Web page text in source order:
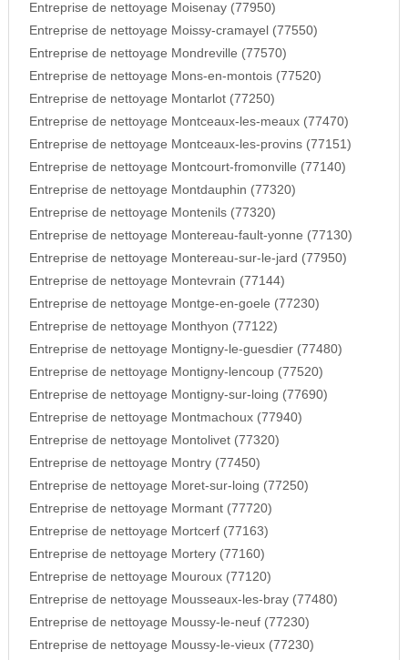
Entreprise de nettoyage Moisenay (77950)
Entreprise de nettoyage Moissy-cramayel (77550)
Entreprise de nettoyage Mondreville (77570)
Entreprise de nettoyage Mons-en-montois (77520)
Entreprise de nettoyage Montarlot (77250)
Entreprise de nettoyage Montceaux-les-meaux (77470)
Entreprise de nettoyage Montceaux-les-provins (77151)
Entreprise de nettoyage Montcourt-fromonville (77140)
Entreprise de nettoyage Montdauphin (77320)
Entreprise de nettoyage Montenils (77320)
Entreprise de nettoyage Montereau-fault-yonne (77130)
Entreprise de nettoyage Montereau-sur-le-jard (77950)
Entreprise de nettoyage Montevrain (77144)
Entreprise de nettoyage Montge-en-goele (77230)
Entreprise de nettoyage Monthyon (77122)
Entreprise de nettoyage Montigny-le-guesdier (77480)
Entreprise de nettoyage Montigny-lencoup (77520)
Entreprise de nettoyage Montigny-sur-loing (77690)
Entreprise de nettoyage Montmachoux (77940)
Entreprise de nettoyage Montolivet (77320)
Entreprise de nettoyage Montry (77450)
Entreprise de nettoyage Moret-sur-loing (77250)
Entreprise de nettoyage Mormant (77720)
Entreprise de nettoyage Mortcerf (77163)
Entreprise de nettoyage Mortery (77160)
Entreprise de nettoyage Mouroux (77120)
Entreprise de nettoyage Mousseaux-les-bray (77480)
Entreprise de nettoyage Moussy-le-neuf (77230)
Entreprise de nettoyage Moussy-le-vieux (77230)